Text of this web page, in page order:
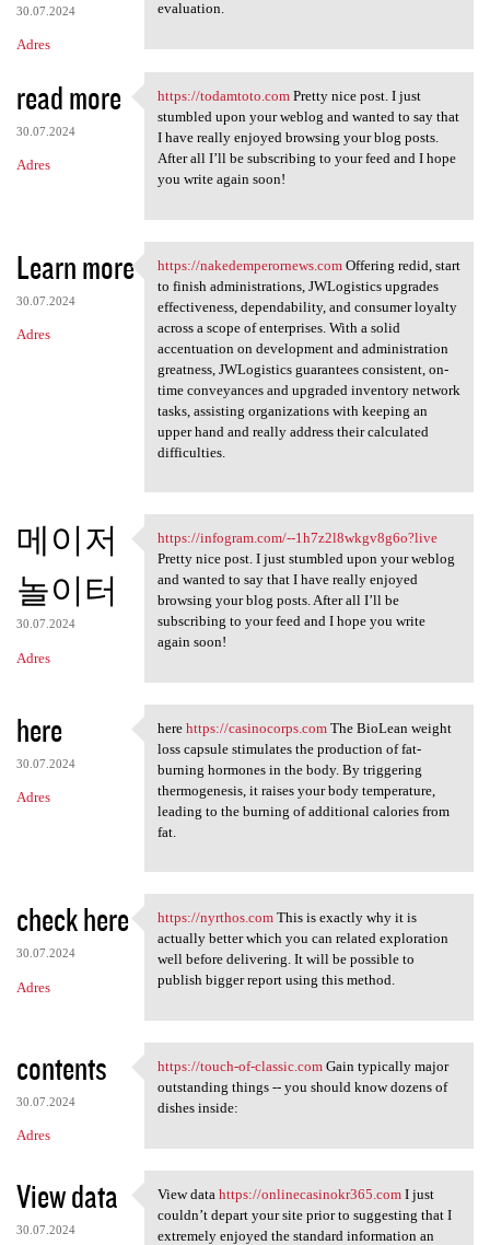
30.07.2024
Adres
evaluation.
read more
30.07.2024
Adres
https://todamtoto.com Pretty
https://todamtoto.comPretty nice post. I just
stumbled upon your weblog and wanted to say that
I have really enjoyed browsing your blog posts.
After all I’ll be subscribing to your feed and I hope
you write again soon!
Learn more
30.07.2024
Adres
https://nakedemperornews.com
https://nakedemperornews.comOffering redid, start
to finish administrations, JWLogistics upgrades
effectiveness, dependability, and consumer loyalty
across a scope of enterprises. With a solid
accentuation on development and administration
greatness, JWLogistics guarantees consistent, on-
time conveyances and upgraded inventory network
tasks, assisting organizations with keeping an
upper hand and really address their calculated
difficulties.
메이저
놀이터
30.07.2024
Adres
https://infogram.com/-
https://infogram.com/--1h7z2l8wkgv8g6o?live
Pretty nice post. I just stumbled upon your weblog
and wanted to say that I have really enjoyed
browsing your blog posts. After all I’ll be
subscribing to your feed and I hope you write
again soon!
here
30.07.2024
Adres
here https://casinocorps
here https://casinocorps.comThe BioLean weight
loss capsule stimulates the production of fat-
burning hormones in the body. By triggering
thermogenesis, it raises your body temperature,
leading to the burning of additional calories from
fat.
check here
30.07.2024
Adres
https://nyrthos.com This is
https://nyrthos.comThis is exactly why it is
actually better which you can related exploration
well before delivering. It will be possible to
publish bigger report using this method.
contents
30.07.2024
Adres
https://touch-of-classic.com
https://touch-of-classic.comGain typically major
outstanding things -- you should know dozens of
dishes inside:
View data
30.07.2024
View data https:/
View data https://onlinecasinokr365.comI just
couldn’t depart your site prior to suggesting that I
extremely enjoyed the standard information an